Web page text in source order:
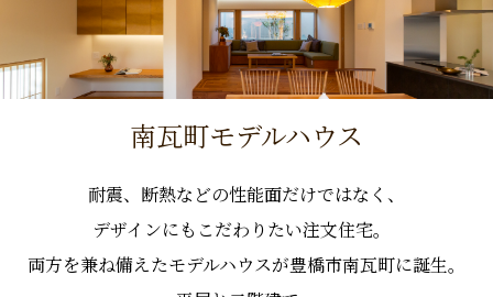
南瓦町モデルハウス
耐震、断熱などの性能面だけではなく、
デザインにもこだわりたい注文住宅。
両方を兼ね備えたモデルハウスが豊橋市南瓦町に誕生。